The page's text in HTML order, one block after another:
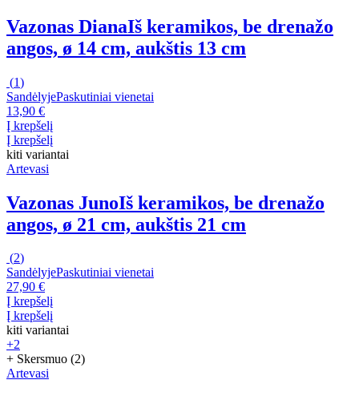
Vazonas DianaIš keramikos, be drenažo
angos, ø 14 cm, aukštis 13 cm
(1)
SandėlyjePaskutiniai vienetai
13,90 €
Į krepšelį
Į krepšelį
kiti variantai
Artevasi
Vazonas JunoIš keramikos, be drenažo
angos, ø 21 cm, aukštis 21 cm
(2)
SandėlyjePaskutiniai vienetai
27,90 €
Į krepšelį
Į krepšelį
kiti variantai
+2
+ Skersmuo (2)
Artevasi